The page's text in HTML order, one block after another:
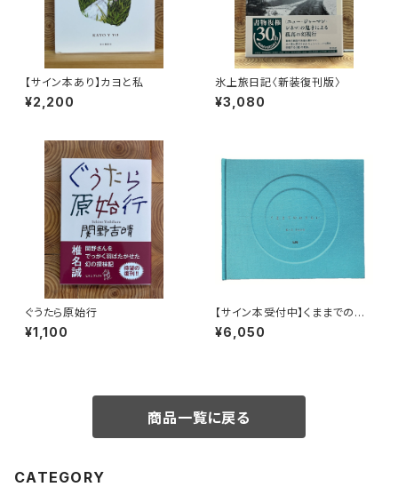
【サイン本あり】カヨと私
¥2,200
氷上旅日記〈新装復刊版〉
¥3,080
ぐうたら原始行
¥1,100
【サイン本受付中】くままでのお
さらい〈特装新版〉
¥6,050
商品一覧に戻る
CATEGORY